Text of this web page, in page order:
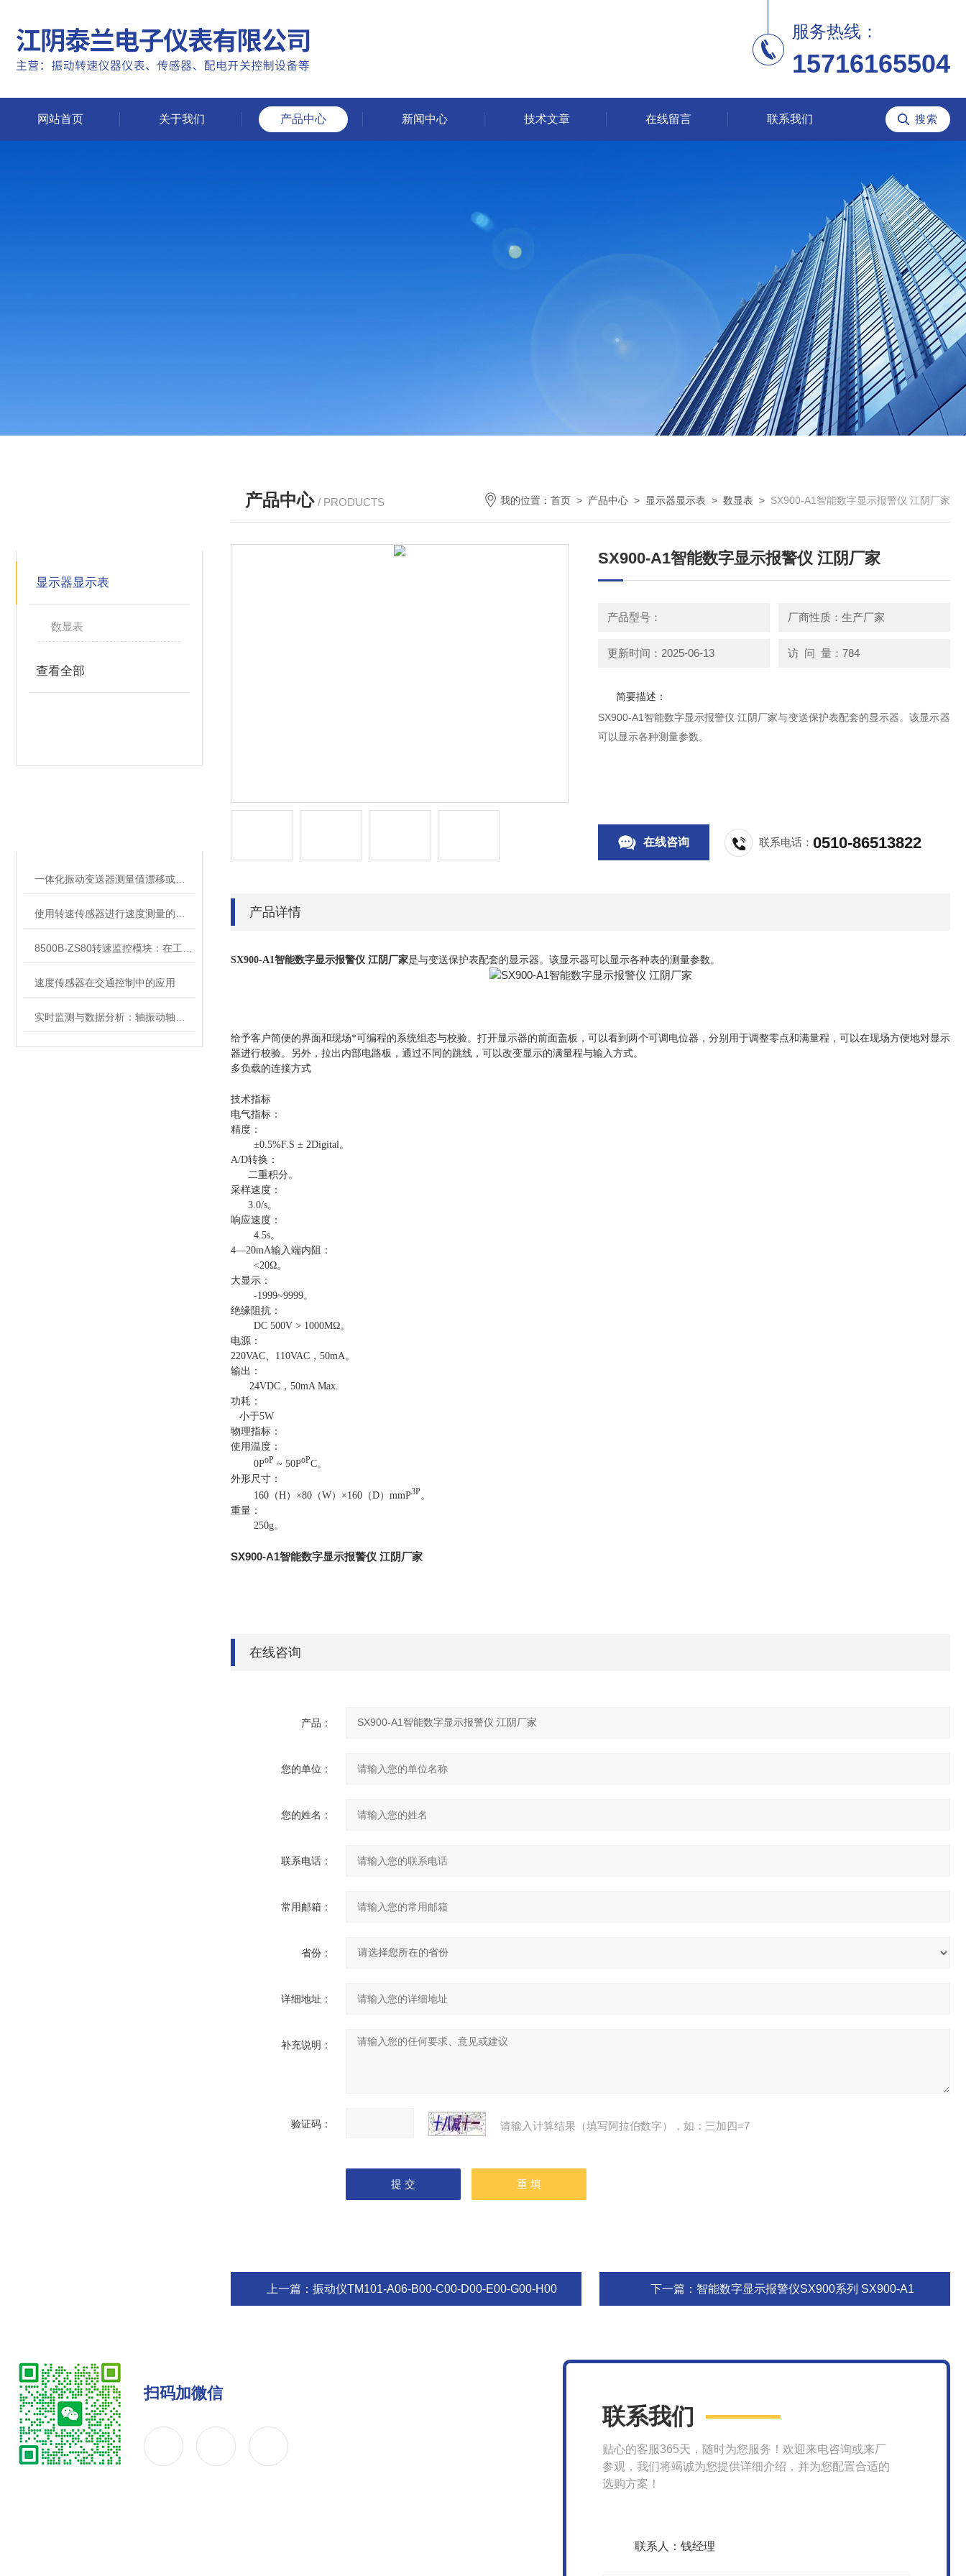
服务热线：
15716165504
网站首页 关于我们 产品中心 新闻中心 技术文章 在线留言 联系我们
显示器显示表
数显表
查看全部
速度传感器在交通控制中的应用
产品中心 / PRODUCTS 我的位置： 首页 > 产品中心 > 显示器显示表 > 数显表 > SX900-A1智能数字显示报警仪 江阴厂家
SX900-A1智能数字显示报警仪 江阴厂家
产品型号： 厂商性质：生产厂家
更新时间：2025-06-13 访 问 量：784
简要描述：
SX900-A1智能数字显示报警仪 江阴厂家与变送保护表配套的显示器。该显示器
可以显示各种测量参数。
在线咨询 联系电话：0510-86513822
产品详情
SX900-A1智能数字显示报警仪 江阴厂家是与变送保护表配套的显示器。该显示器可以显示各种表的测量参数。
给予客户简便的界面和现场*可编程的系统组态与校验。打开显示器的前面盖板，可以看到两个可调电位器，分别用于调整零点和满量程，可以在现场方便地对显示
器进行校验。另外，拉出内部电路板，通过不同的跳线，可以改变显示的满量程与输入方式。
多负载的连接方式
技术指标
电气指标：
精度：
±0.5%F.S ± 2Digital。
A/D转换：
二重积分。
采样速度：
3.0/s。
响应速度：
4.5s。
4—20mA输入端内阻：
<20Ω。
大显示：
-1999~9999。
绝缘阻抗：
DC 500V > 1000MΩ。
电源：
220VAC、110VAC，50mA。
输出：
24VDC，50mA Max.
功耗：
小于5W
物理指标：
使用温度：
0PoP ~ 50PoPC。
外形尺寸：
160（H）×80（W）×160（D）mmP3P。
重量：
250g。
SX900-A1智能数字显示报警仪 江阴厂家
在线咨询
产品：
您的单位：
您的姓名：
联系电话：
常用邮箱：
省份：
详细地址：
补充说明：
验证码： 请输入计算结果（填写阿拉伯数字），如：三加四=7
上一篇： 振动仪TM101-A06-B00-C00-D00-E00-G00-H00 下一篇： 智能数字显示报警仪SX900系列 SX900-A1
扫码加微信
联系我们
贴心的客服365天，随时为您服务！欢迎来电咨询或来厂
参观，我们将竭诚为您提供详细介绍，并为您配置合适的
选购方案！
联系人：钱经理